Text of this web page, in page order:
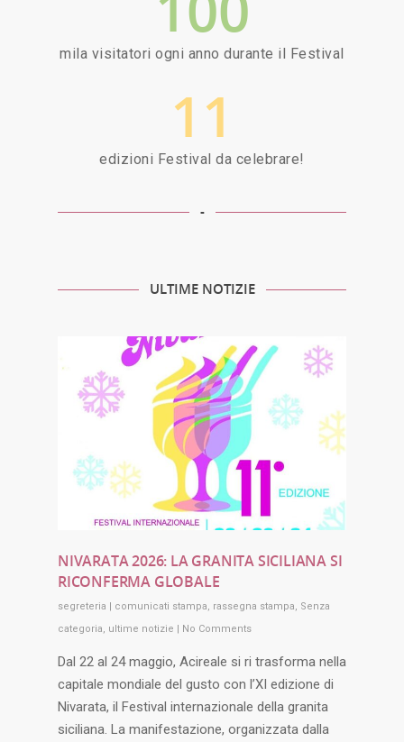
mila visitatori ogni anno durante il Festival
11
edizioni Festival da celebrare!
-
ULTIME NOTIZIE
NIVARATA 2026: LA GRANITA SICILIANA SI
RICONFERMA GLOBALE
segreteria | comunicati stampa rassegna stampa
Senza
categoria
ultime notizie | No Comments
Dal 22 al 24 maggio, Acireale si ri trasforma nella
capitale mondiale del gusto con l’XI edizione di
Nivarata, il Festival internazionale della granita
siciliana. La manifestazione, organizzata dalla